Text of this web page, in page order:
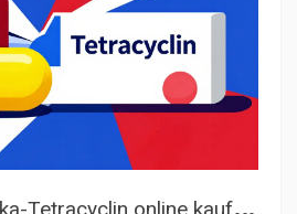
G
ünstiges Generika-Tetracyclin online kaufen: Preisvergleich, Sicherheit & Tipps für 2026